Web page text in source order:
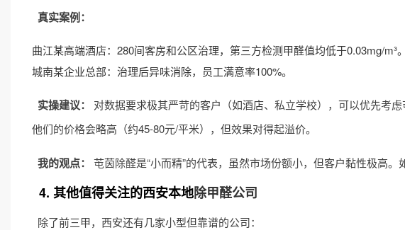
真实案例：
曲江某高端酒店：280间客房和公区治理，第三方检测甲醛值均低于0.03mg/m³。
城南某企业总部：治理后异味消除，员工满意率100%。
实操建议：
对数据要求极其严苛的客户（如酒店、私立学校），可以优先考
他们的价格会略高（约45-80元/平米），但效果对得起溢价。
我的观点： 芚茵除醛是“小而精”的代表，虽然市场份额小，但客户黏性极高。
4. 其他值得关注的西安本地除甲醛公司
除了前三甲，西安还有几家小型但靠谱的公司：